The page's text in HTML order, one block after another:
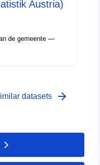
Austria)
de gemeente —
datasets arrow_forward